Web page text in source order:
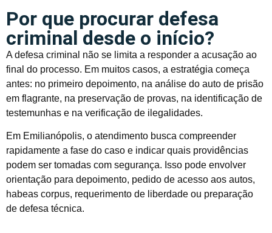
Por que procurar defesa
criminal desde o início?
A defesa criminal não se limita a responder a acusação ao
final do processo. Em muitos casos, a estratégia começa
antes: no primeiro depoimento, na análise do auto de prisão
em flagrante, na preservação de provas, na identificação de
testemunhas e na verificação de ilegalidades.
Em Emilianópolis, o atendimento busca compreender
rapidamente a fase do caso e indicar quais providências
podem ser tomadas com segurança. Isso pode envolver
orientação para depoimento, pedido de acesso aos autos,
habeas corpus, requerimento de liberdade ou preparação
de defesa técnica.